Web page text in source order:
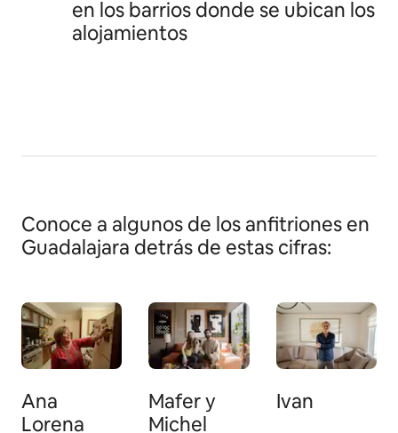
en los barrios donde se ubican los
alojamientos
Conoce a algunos de los anfitriones en
Guadalajara detrás de estas cifras:
Ana
Lorena
Mafer y
Michel
Ivan